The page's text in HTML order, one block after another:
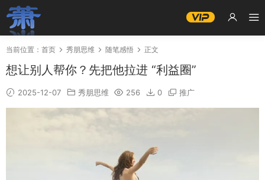
当前位置： 首页 秀朋思维 随笔感悟 正文
想让别人帮你？先把他拉进 “利益圈”
2025-12-07 秀朋思维 256 0 推广